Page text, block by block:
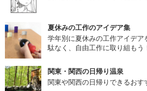
夏休みの工作のアイデア集
学年別に夏休みの工作アイデア
駄なく、自由工作に取り組もう
関東・関西の日帰り温泉
関東や関西の日帰りできるおす